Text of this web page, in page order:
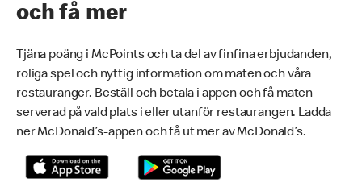
och få mer
Tjäna poäng i McPoints och ta del av finfina erbjudanden,
roliga spel och nyttig information om maten och våra
restauranger. Beställ och betala i appen och få maten
serverad på vald plats i eller utanför restaurangen. Ladda
ner McDonald’s-appen och få ut mer av McDonald’s.